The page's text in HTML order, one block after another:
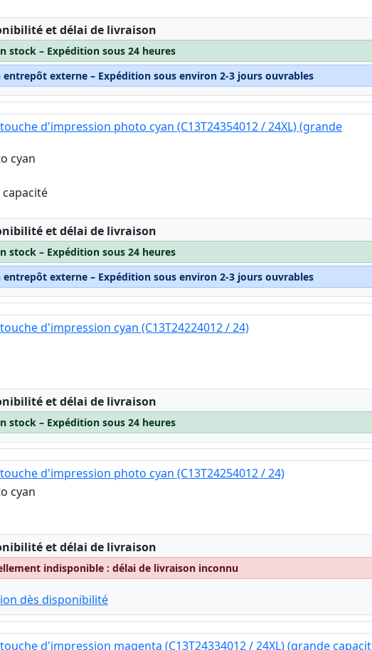
et délai de livraison
stock – Expédition sous 24 heures
entrepôt externe – Expédition sous environ 2-3 jours ouvrables
d'impression photo cyan (C13T24354012 / 24XL) (grande
cyan
et délai de livraison
stock – Expédition sous 24 heures
entrepôt externe – Expédition sous environ 2-3 jours ouvrables
d'impression cyan (C13T24224012 / 24)
et délai de livraison
stock – Expédition sous 24 heures
d'impression photo cyan (C13T24254012 / 24)
cyan
et délai de livraison
indisponible : délai de livraison inconnu
dès disponibilité
d'impression magenta (C13T24334012 / 24XL) (grande